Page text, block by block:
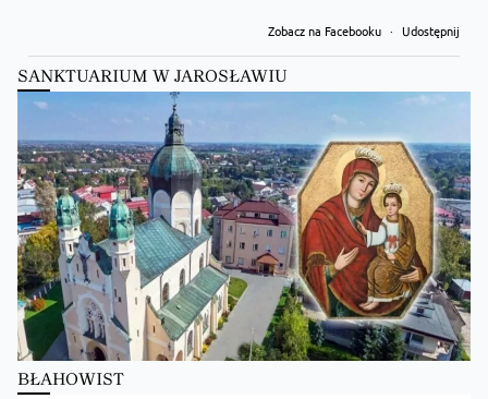
Zobacz na Facebooku · Udostępnij
Kościół Greckokatolicki
Преображення Господнє в Лодзі
SANKTUARIUM W JAROSŁAWIU
BŁAHOWIST